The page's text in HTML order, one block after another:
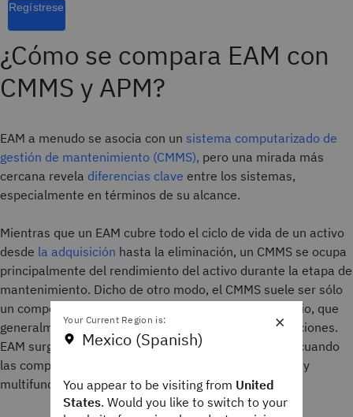
Regístrese
¿Cómo se compara EAM con
CMMS y APM?
EAM a menudo se asocia con un sistema computarizado de
gestión de mantenimiento (CMMS), pero una mirada más
cercana revela diferencias clave entre los sistemas,
especialmente en términos de su alcance.
Mientras que un EAM cubre todo el ciclo de vida de un activo
desde la adquisición hasta la eliminación, un CMMS se ocupa
principalmente del rendimiento del activo durante la etapa de
mantenimiento. Dicho de otro modo, el CMMS suele ser sólo
un componente dentro de un sistema EAM más amplio, que
generalmente cubre una banda más estrecha de funciones.
EAM surgió de CMMS a partir de la década de 1990, cuando
las compañías buscaban una estrategia más integral y
multifuncional para mantener sus activos.
×
Your Current Region is:
Mexico (Spanish)
You appear to be visiting from United
States. Would you like to switch to your